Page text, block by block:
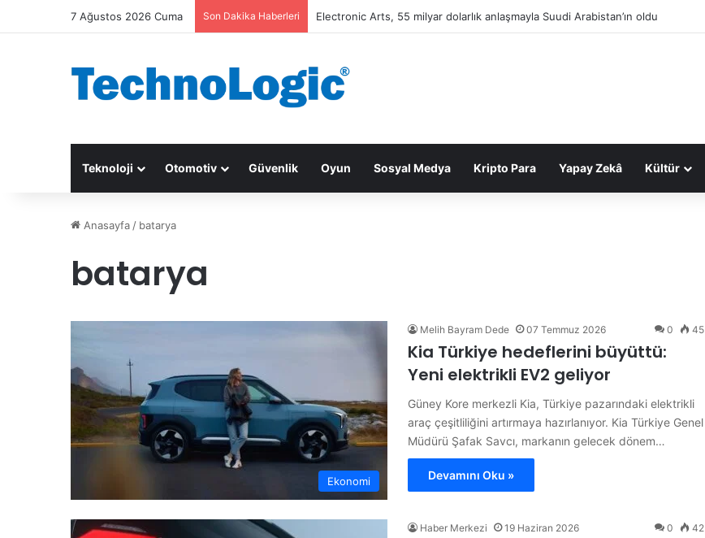
7 Ağustos 2026 Cuma Son Dakika Haberleri Electronic Arts, 55 milyar dolarlık anlaşmayla Suudi Arabistan’ın oldu
Teknoloji Otomotiv Güvenlik Oyun Sosyal Medya Kripto Para Yapay Zekâ Kültür
Anasayfa / batarya
batarya
Ekonomi
Melih Bayram Dede 07 Temmuz 2026 0 45
Kia Türkiye hedeflerini büyüttü:
Yeni elektrikli EV2 geliyor
Güney Kore merkezli Kia, Türkiye pazarındaki elektrikli
araç çeşitliliğini artırmaya hazırlanıyor. Kia Türkiye Genel
Müdürü Şafak Savcı, markanın gelecek dönem…
Devamını Oku »
Haber Merkezi 19 Haziran 2026 0 42